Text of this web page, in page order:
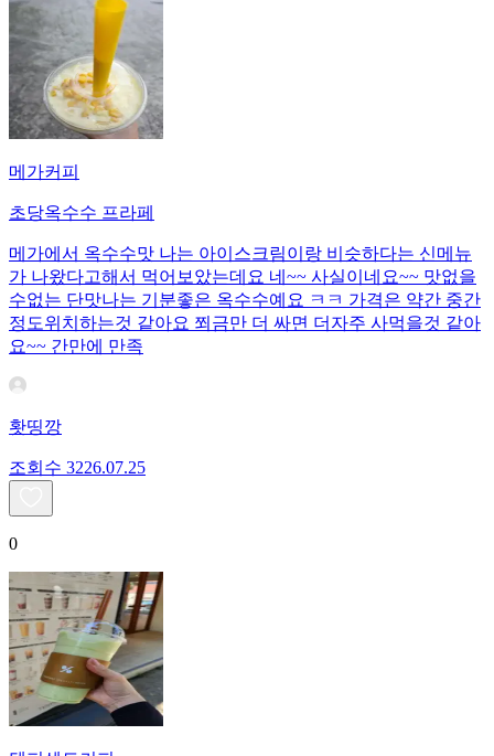
메가커피
초당옥수수 프라페
메가에서 옥수수맛 나는 아이스크림이랑 비슷하다는 신메뉴
가 나왔다고해서 먹어보았는데요 네~~ 사실이네요~~ 맛없을
수없는 단맛나는 기분좋은 옥수수예요 ㅋㅋ 가격은 약간 중간
정도위치하는것 같아요 쬐금만 더 싸면 더자주 사먹을것 같아
요~~ 간만에 만족
홧띵깡
조회수 3226.07.25
0